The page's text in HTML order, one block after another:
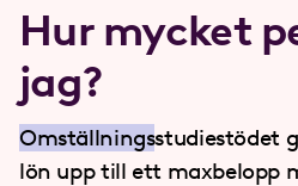
Hur mycket
jag?
Omställningsstudiestödet
lön upp till ett maxbelopp